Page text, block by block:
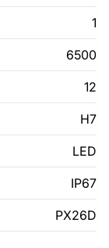
1
6500
12
H7
LED
IP67
PX26D